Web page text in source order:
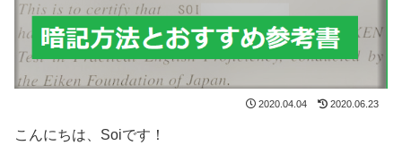
2020.04.04 2020.06.23
こんにちは、Soiです！